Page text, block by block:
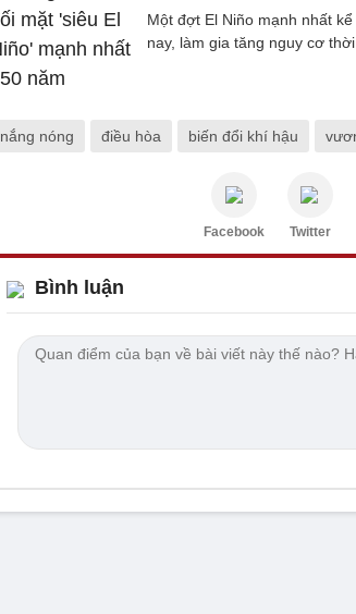
Một đợt El Niño mạnh nhất
nay, làm gia tăng nguy cơ
nắng nóng điều hòa biến đổi khí hậu
Facebook Twitter
Bình luận